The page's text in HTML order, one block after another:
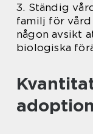
3. Ständig
familj för
någon avsikt
biologiska